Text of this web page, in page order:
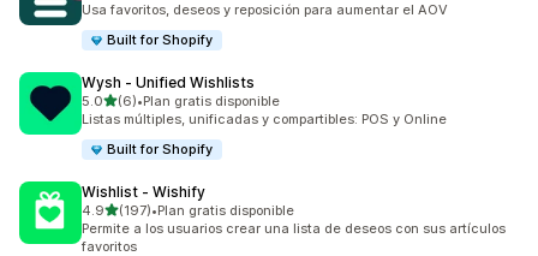
Usa favoritos, deseos y reposición para aumentar el AOV
Built for Shopify
Wysh ‑ Unified Wishlists
5.0de 5 estrellas
(6)
6 reseñas en total
•Plan gratis disponible
Listas múltiples, unificadas y compartibles: POS y Online
Built for Shopify
Wishlist ‑ Wishify
4.9de 5 estrellas
(197)
197 reseñas en total
•Plan gratis disponible
Permite a los usuarios crear una lista de deseos con sus artículos
favoritos